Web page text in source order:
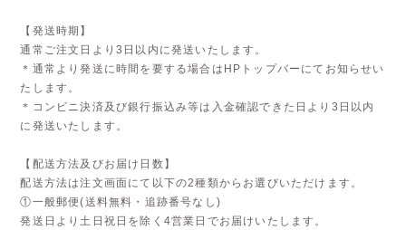
【発送時期】
通常ご注文日より3日以内に発送いたします。
＊通常より発送に時間を要する場合はHPトップバーにてお知らせい
たします。
＊コンビニ決済及び銀行振込み等は入金確認できた日より3日以内
に発送いたします。
【配送方法及びお届け日数】
配送方法は注文画面にて以下の2種類からお選びいただけます。
①一般郵便(送料無料・追跡番号なし)
発送日より土日祝日を除く4営業日でお届けいたします。